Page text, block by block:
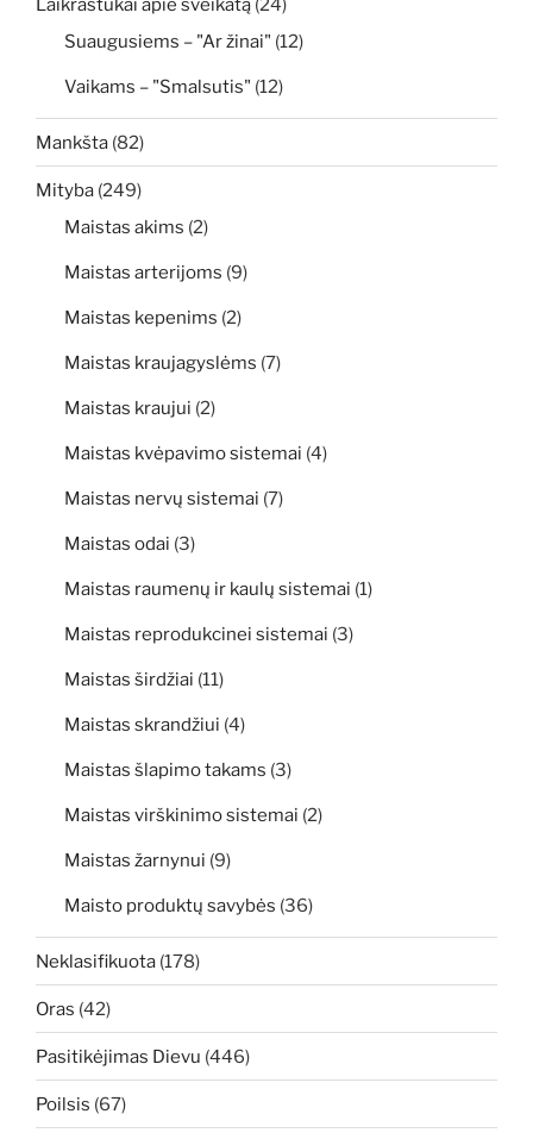
Laikraštukai apie sveikatą (24)
Suaugusiems – "Ar žinai" (12)
Vaikams – "Smalsutis" (12)
Mankšta (82)
Mityba (249)
Maistas akims (2)
Maistas arterijoms (9)
Maistas kepenims (2)
Maistas kraujagyslėms (7)
Maistas kraujui (2)
Maistas kvėpavimo sistemai (4)
Maistas nervų sistemai (7)
Maistas odai (3)
Maistas raumenų ir kaulų sistemai (1)
Maistas reprodukcinei sistemai (3)
Maistas širdžiai (11)
Maistas skrandžiui (4)
Maistas šlapimo takams (3)
Maistas virškinimo sistemai (2)
Maistas žarnynui (9)
Maisto produktų savybės (36)
Neklasifikuota (178)
Oras (42)
Pasitikėjimas Dievu (446)
Poilsis (67)